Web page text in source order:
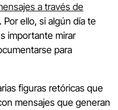
a través de
ello, si algún día te
importante mirar
para
figuras retóricas que
mensajes que generan